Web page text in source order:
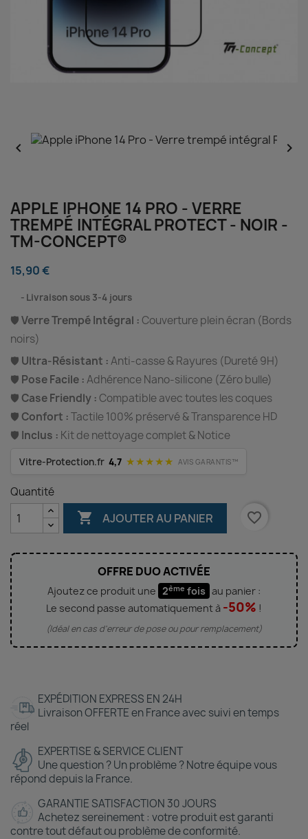
 
APPLE IPHONE 14 PRO - VERRE
TREMPÉ INTÉGRAL PROTECT - NOIR -
TM-CONCEPT®
15,90 €
Livraison sous 3-4 jours
🛡️Verre Trempé Intégral : Couverture plein écran (Bords
noirs)
🛡️ Ultra-Résistant :Anti-casse & Rayures (Dureté 9H)
🛡️ Pose Facile :Adhérence Nano-silicone (Zéro bulle)
🛡️ Case Friendly : Compatible avec toutes les coques
🛡️ Confort :Tactile 100% préservé & Transparence HD
🛡️ Inclus : Kit de nettoyage complet & Notice
Vitre-Protection.fr 4,7 ★★★★★ AVIS GARANTIS™
Quantité
 AJOUTER AU PANIER favorite_border
OFFRE DUO ACTIVÉE
Ajoutez ce produit une 2ème fois au panier :
Le second passe automatiquement à -50% !
(Idéal en cas d'erreur de pose ou pour remplacement)
EXPÉDITION EXPRESS EN 24H
Livraison OFFERTE en France avec suivi en temps
réel
EXPERTISE & SERVICE CLIENT
Une question ? Un problème ? Notre équipe vous
répond depuis la France.
GARANTIE SATISFACTION 30 JOURS
Achetez sereinement : votre produit est garanti
contre tout défaut ou problème de conformité.